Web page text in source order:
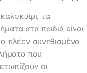
τα
στα παιδιά είναι
πλέον συνηθισμένα
που
οι